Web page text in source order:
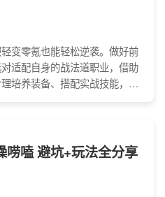
变零氪也能轻松逆袭。做好前
适配自身的战法道职业，借助
培养装备、搭配实战技能，避
唠嗑 避坑+玩法全分享